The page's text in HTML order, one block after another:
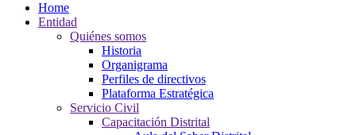
Home
Entidad
Quiénes somos
Historia
Organigrama
Perfiles de directivos
Plataforma Estratégica
Servicio Civil
Capacitación Distrital